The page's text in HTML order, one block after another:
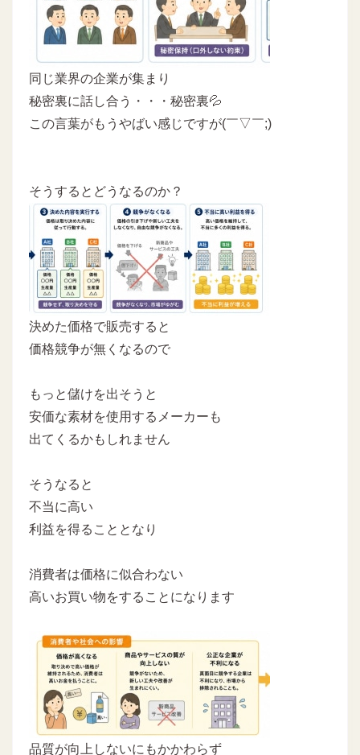
同じ業界の企業が集まり
秘密裏に話し合う・・・秘密裏💦
この言葉がもうやばい感じですが(￣▽￣;)
そうするとどうなるのか？
決めた価格で販売すると
価格競争が無くなるので
もっと儲けを出そうと
安価な素材を使用するメーカーも
出てくるかもしれません
そうなると
不当に高い
利益を得ることとなり
消費者は価格に似合わない
高いお買い物をすることになります
品質が向上しないにもかかわらず